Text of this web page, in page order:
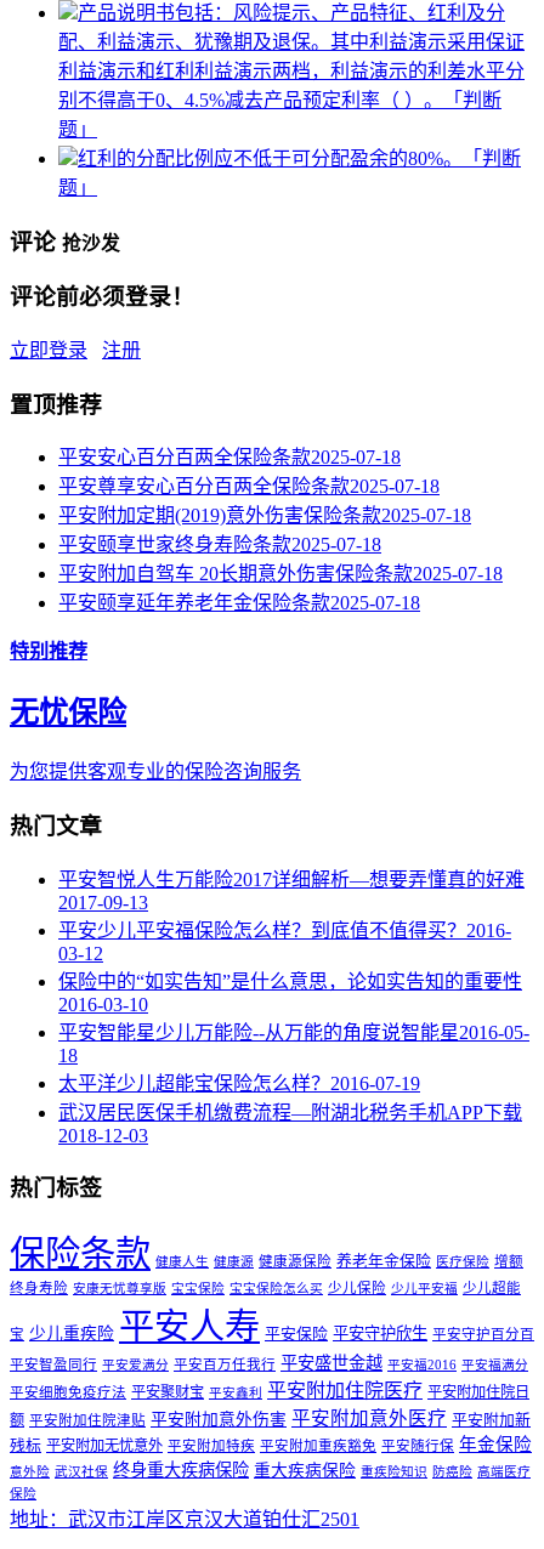
产品说明书包括：风险提示、产品特征、红利及分
配、利益演示、犹豫期及退保。其中利益演示采用保证
利益演示和红利利益演示两档，利益演示的利差水平分
别不得高于0、4.5%减去产品预定利率（ ）。「判断
题」
红利的分配比例应不低于可分配盈余的80%。「判断
题」
评论 抢沙发
评论前必须登录！
立即登录 注册
置顶推荐
平安安心百分百两全保险条款2025-07-18
平安尊享安心百分百两全保险条款2025-07-18
平安附加定期(2019)意外伤害保险条款2025-07-18
平安颐享世家终身寿险条款2025-07-18
平安附加自驾车 20长期意外伤害保险条款2025-07-18
平安颐享延年养老年金保险条款2025-07-18
特别推荐
无忧保险
为您提供客观专业的保险咨询服务
热门文章
平安智悦人生万能险2017详细解析—想要弄懂真的好难
2017-09-13
平安少儿平安福保险怎么样？到底值不值得买？ 2016-
03-12
保险中的“如实告知”是什么意思，论如实告知的重要性
2016-03-10
平安智能星少儿万能险--从万能的角度说智能星2016-05-
18
太平洋少儿超能宝保险怎么样？ 2016-07-19
武汉居民医保手机缴费流程—附湖北税务手机APP下载
2018-12-03
热门标签
保险条款 健康人生 健康源 健康源保险 养老年金保险 医疗保险 增额
终身寿险 安康无忧尊享版 宝宝保险 宝宝保险怎么买 少儿保险 少儿平安福 少儿超能
宝 少儿重疾险 平安人寿 平安保险 平安守护欣生 平安守护百分百
平安智盈同行 平安爱满分 平安百万任我行 平安盛世金越 平安福2016 平安福满分
平安细胞免疫疗法 平安聚财宝 平安鑫利 平安附加住院医疗 平安附加住院日
额 平安附加住院津贴 平安附加意外伤害 平安附加意外医疗 平安附加新
残标 平安附加无忧意外 平安附加特疾 平安附加重疾豁免 平安随行保 年金保险
意外险 武汉社保 终身重大疾病保险 重大疾病保险 重疾险知识 防癌险 高端医疗
保险
地址：武汉市江岸区京汉大道铂仕汇2501